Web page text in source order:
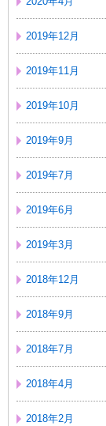
2019年12月
2019年11月
2019年10月
2019年9月
2019年7月
2019年6月
2019年3月
2018年12月
2018年9月
2018年7月
2018年4月
2018年2月